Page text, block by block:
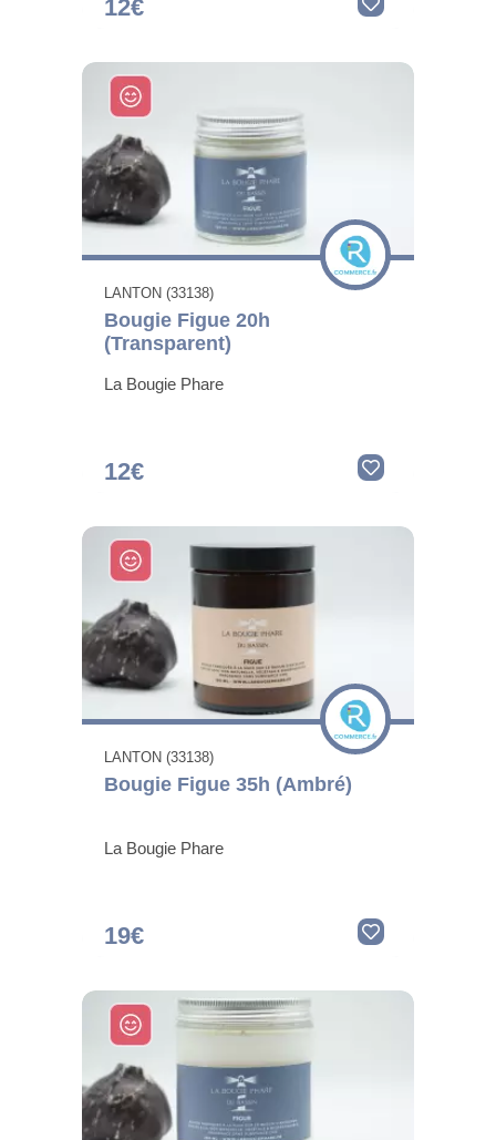
12€
LANTON (33138)
Bougie Figue 20h
(Transparent)
La Bougie Phare
12€
LANTON (33138)
Bougie Figue 35h (Ambré)
La Bougie Phare
19€